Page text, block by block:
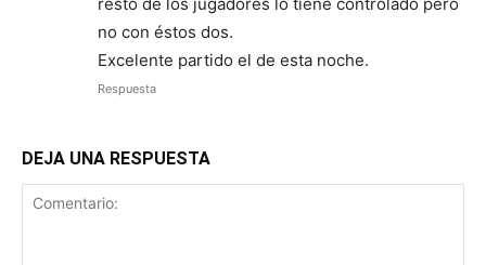
no con éstos dos.
Excelente partido el de esta noche.
Respuesta
DEJA UNA RESPUESTA